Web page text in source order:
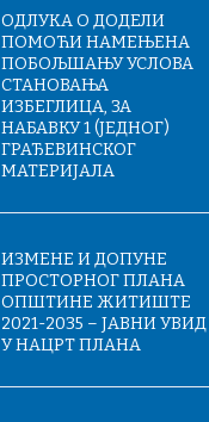
ОДЛУКА О ДОДЕЛИ
ПОМОЋИ НАМЕЊЕНА
ПОБОЉШАЊУ УСЛОВА
СТАНОВАЊА
ИЗБЕГЛИЦА, ЗА
НАБАВКУ 1 (ЈЕДНОГ)
ГРАЂЕВИНСКОГ
МАТЕРИЈАЛА
ИЗМЕНЕ И ДОПУНЕ
ПРОСТОРНОГ ПЛАНА
ОПШТИНЕ ЖИТИШТЕ
2021-2035 – ЈАВНИ УВИД
У НАЦРТ ПЛАНА